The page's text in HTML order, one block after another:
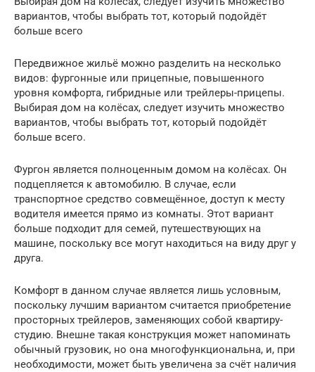
вариантов, чтобы выбрать тот, который подойдёт
больше всего
Передвижное жильё можно разделить на несколько
видов: фургонные или прицепные, повышенного
уровня комфорта, гибридные или трейлеры-прицепы.
Выбирая дом на колёсах, следует изучить множество
вариантов, чтобы выбрать тот, который подойдёт
больше всего.
Фургон является полноценным домом на колёсах. Он
подцепляется к автомобилю. В случае, если
транспортное средство совмещённое, доступ к месту
водителя имеется прямо из комнаты. Этот вариант
больше подходит для семей, путешествующих на
машине, поскольку все могут находиться на виду друг у
друга.
Комфорт в данном случае является лишь условным,
поскольку лучшим вариантом считается приобретение
просторных трейлеров, заменяющих собой квартиру-
студию. Внешне такая конструкция может напоминать
обычный грузовик, но она многофункциональна, и, при
необходимости, может быть увеличена за счёт наличия